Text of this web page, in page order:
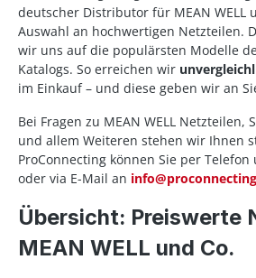
deutscher Distributor für MEAN
Auswahl an hochwertigen Netzteilen.
wir uns auf die populärsten Modelle
Katalogs. So erreichen wir
im Einkauf – und diese geben wir an
Bei Fragen zu MEAN WELL Netzteilen,
und allem Weiteren stehen wir Ihnen
ProConnecting können Sie per Telefon
oder via E-Mail an
Übersicht: Preiswerte
MEAN WELL und Co.